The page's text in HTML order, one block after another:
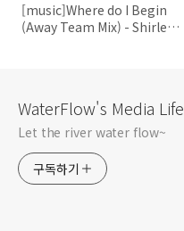
[music]Where do I Begin
(Away Team Mix) - Shirley
WaterFlow's Media Life
Let the river water flow~
구독하기